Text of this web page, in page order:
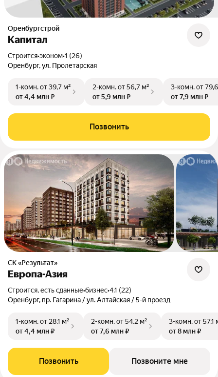
Оренбургстрой
Капитал
Строится•эконом•1 (26)
Оренбург, ул. Пролетарская
1-комн.от 39,7 м²
от 4,4 млн ₽
2-комн.от 56,7 м²
от 5,9 млн ₽
3-комн.от
от 7,9 млн ₽
Позвонить
СК «Результат»
Европа-Азия
Строится, есть сданные•бизнес•4.1 (22)
Оренбург, пр. Гагарина / ул. Алтайская / 5-й проезд
1-комн.от 28,1 м²
от 4,4 млн ₽
2-комн.от 54,2 м²
от 7,6 млн ₽
3-комн.от 57,1
от 8 млн ₽
Позвонить Позвоните мне